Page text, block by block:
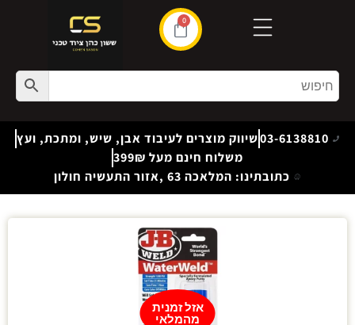
0
03-6138810שיווק מוצרים לעיבוד אבן, שיש, ומתכת, ועץ
משלוח חינם מעל 399₪
כתובתינו: המלאכה 63 ,אזור התעשיה חולון
אזל זמנית
מהמלאי